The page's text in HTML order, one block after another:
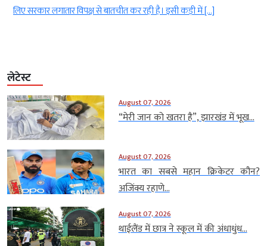
वॉचिंग ट्रेल्स पर विशेष सफारी शुरू करने को मंजूरी दे दी है। इस […]
लेटेस्ट
August 07, 2026
“मेरी जान को खतरा है”, झारखंड में भूख...
August 07, 2026
भारत का सबसे महान क्रिकेटर कौन?
अजिंक्य रहाणे...
August 07, 2026
थाईलैंड में छात्र ने स्कूल में की अंधाधुंध...